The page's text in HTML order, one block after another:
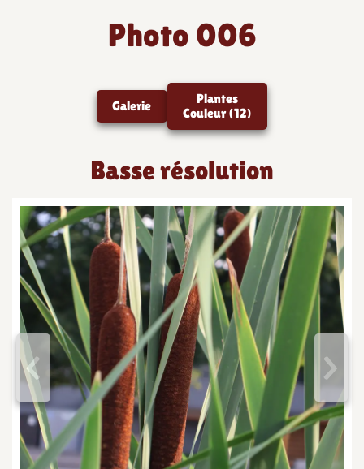
Photo 006
Galerie
Plantes
Couleur (12)
Basse résolution
< >